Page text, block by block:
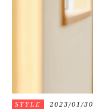
STYLE 2023/01/30